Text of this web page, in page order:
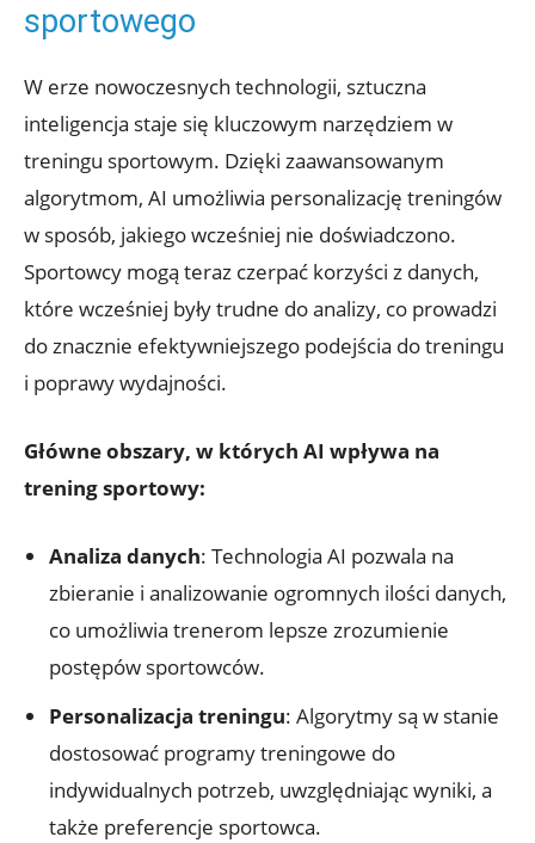
sportowego
W erze nowoczesnych technologii, sztuczna
inteligencja staje się kluczowym narzędziem w
treningu sportowym. Dzięki zaawansowanym
algorytmom, AI umożliwia personalizację treningów
w sposób, jakiego wcześniej nie doświadczono.
Sportowcy mogą teraz czerpać korzyści z danych,
które wcześniej były trudne do analizy, co prowadzi
do znacznie efektywniejszego podejścia do treningu
i poprawy wydajności.
Główne obszary, w których AI wpływa na
trening sportowy:
Analiza danych: Technologia AI pozwala na
zbieranie i analizowanie ogromnych ilości danych,
co umożliwia trenerom lepsze zrozumienie
postępów sportowców.
Personalizacja treningu: Algorytmy są w stanie
dostosować programy treningowe do
indywidualnych potrzeb, uwzględniając wyniki, a
także preferencje sportowca.